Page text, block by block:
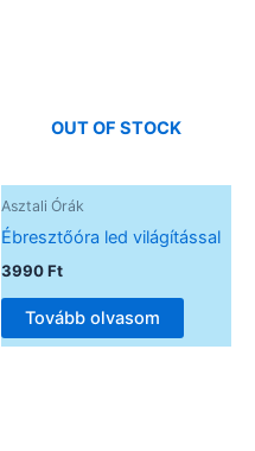
OUT OF STOCK
Asztali Órák
Ébresztőóra led világítással
3990Ft
Tovább olvasom